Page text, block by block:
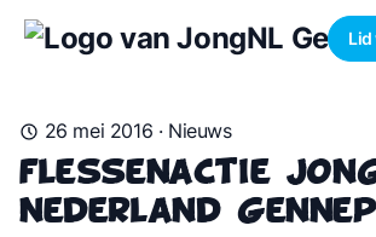
26 mei 2016 · Nieuws
Flessenactie
Nederland Gennep